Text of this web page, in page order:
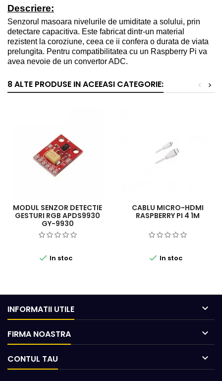
Descriere:
Senzorul masoara nivelurile de umiditate a solului, prin
detectare capacitiva. Este fabricat dintr-un material
rezistent la coroziune, ceea ce ii confera o durata de viata
prelungita. Pentru compatibilitatea cu un Raspberry Pi va
avea nevoie de un convertor ADC.
8 ALTE PRODUSE IN ACEEASI CATEGORIE: >
<
MODUL SENZOR DETECTIE
GESTURI RGB APDS9930
GY-9930
 In stoc
CABLU MICRO-HDMI
RASPBERRY PI 4 1M
 In stoc
INFORMATII UTILE 
FIRMA NOASTRA 
CONTUL TAU 